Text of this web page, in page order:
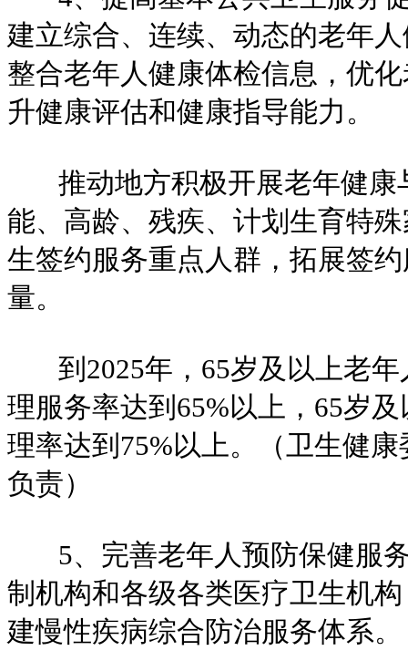
建立综合、连续、动态的老年
整合老年人健康体检信息，优
升健康评估和健康指导能力。
推动地方积极开展老年健康
能、高龄、残疾、计划生育特
生签约服务重点人群，拓展签
量。
到2025年，65岁及以上老年
理服务率达到65%以上，65岁
理率达到75%以上。（卫生健
负责）
5、完善老年人预防保健服
制机构和各级各类医疗卫生机
建慢性疾病综合防治服务体系。